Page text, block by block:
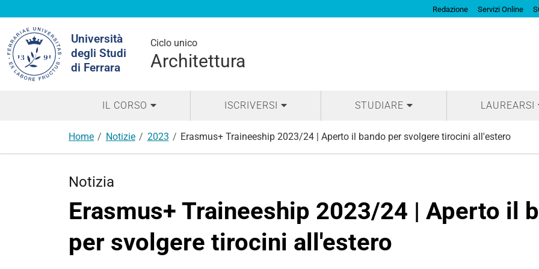
Redazione Servizi Online
Università
degli Studi
di Ferrara
Ciclo unico
Architettura
nel
sito
IL CORSO ISCRIVERSI STUDIARE LAUREARSI
Home Notizie 2023 Erasmus+ Traineeship 2023/24 | Aperto il bando per svolgere tirocini all'estero
Notizia
Erasmus+ Traineeship 2023/24 | Aperto il
per svolgere tirocini all'estero